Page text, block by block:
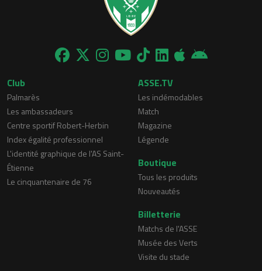
Club
Palmarès
Les ambassadeurs
Centre sportif Robert-Herbin
Index égalité professionnel
L'identité graphique de l'AS Saint-
Étienne
Le cinquantenaire de 76
ASSE.TV
Les indémodables
Match
Magazine
Légende
Boutique
Tous les produits
Nouveautés
Billetterie
Matchs de l'ASSE
Musée des Verts
Visite du stade